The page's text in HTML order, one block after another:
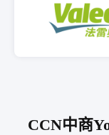
CCN中商